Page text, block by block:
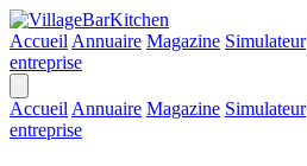
Accueil Annuaire Magazine Simulateur
entreprise
Accueil Annuaire Magazine Simulateur
entreprise